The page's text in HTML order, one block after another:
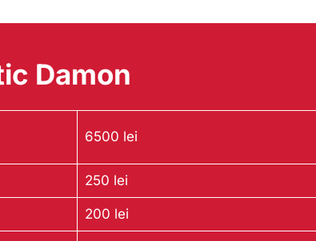
Damon
6500 lei
250 lei
200 lei